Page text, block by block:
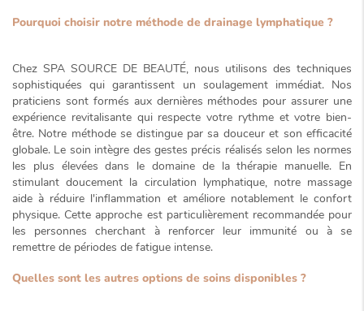
Pourquoi choisir notre méthode de drainage lymphatique ?
Chez SPA SOURCE DE BEAUTÉ, nous utilisons des techniques
sophistiquées qui garantissent un soulagement immédiat. Nos
praticiens sont formés aux dernières méthodes pour assurer une
expérience revitalisantequi respecte votre rythme et votre bien-
être. Notre méthode se distingue par sa douceur et son efficacité
globale. Le soin intègre des gestes précis réalisés selon les normes
les plus élevées dans le domaine de la thérapie manuelle. En
stimulant doucement la circulation lymphatique, notre massage
aide à réduire l'inflammation et améliore notablement le confort
physique. Cette approche est particulièrement recommandée pour
les personnes cherchant à renforcer leur immunité ou à se
remettre de périodes de fatigue intense.
Quelles sont les autres options de soins disponibles ?